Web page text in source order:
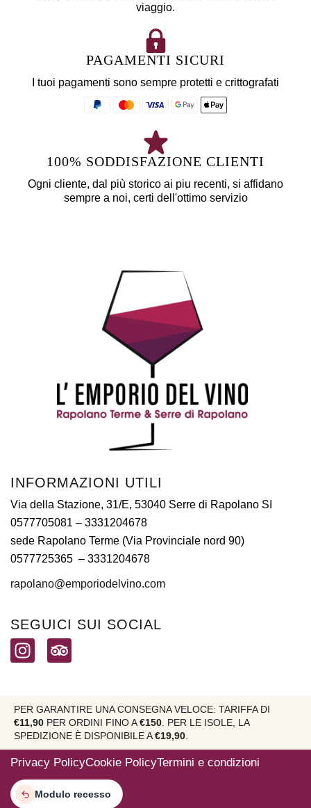
viaggio.
PAGAMENTI SICURI
I tuoi pagamenti sono sempre protetti e crittografati
100% SODDISFAZIONE CLIENTI
Ogni cliente, dal più storico ai piu recenti, si affidano
sempre a noi, certi dell'ottimo servizio
INFORMAZIONI UTILI
Via della Stazione, 31/E, 53040 Serre di Rapolano SI
0577705081 – 3331204678
sede Rapolano Terme (Via Provinciale nord 90)
0577725365 – 3331204678
rapolano@emporiodelvino.com
SEGUICI SUI SOCIAL
PER GARANTIRE UNA CONSEGNA VELOCE: TARIFFA DI
€11,90 PER ORDINI FINO A€150 . PER LE ISOLE, LA
SPEDIZIONE È DISPONIBILE A€19,90
Privacy PolicyCookie PolicyTermini e condizioni
Modulo recesso